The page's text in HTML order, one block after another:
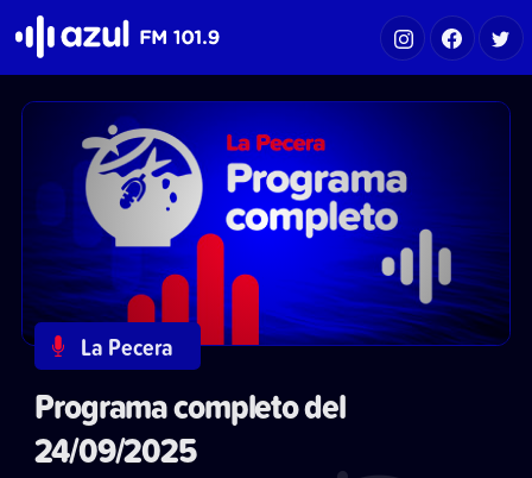
La Pecera
Programa completo del
24/09/2025